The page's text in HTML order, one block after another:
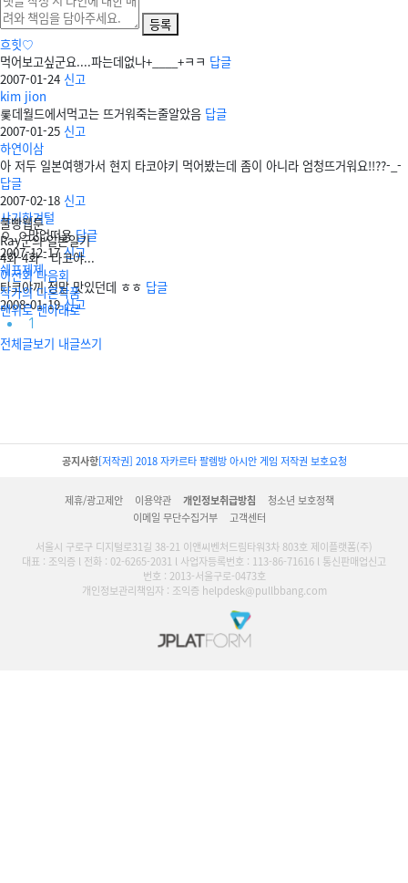
풀빵웹툰
Ray군의 일본일기
4화-4화 - 타코야...
이전회 다음회
작가의 다른작품
맨위로 맨아래로
등록
흐힛♡
먹어보고싶군요....파는데없나+____+ㅋㅋ 답글
2007-01-24 신고
kim jion
롳데월드에서먹고는 뜨거워죽는줄알았음 답글
2007-01-25 신고
하연이삼
아 저두 일본여행가서 현지 타코야키 먹어봤는데 좀이 아니라 엄청뜨거워요!!??-_-
답글
2007-02-18 신고
샤기한겨털
ㅇ_ㅇ맛없떠용답글
2007-12-17 신고
쉐프제제
타코야끼 정말 맛있던데 ㅎㅎ 답글
2008-01-19 신고
1
전체글보기 내글쓰기
공지사항[저작권] 2018 자카르타 팔렘방 아시안 게임 저작권 보호요청
제휴/광고제안 이용약관 개인정보취급방침
청소년 보호정책
이메일 무단수집거부
고객센터
서울시 구로구 디지털로31길 38-21 이앤씨벤처드림타워3차 803호 제이플랫폼(주)
대표 : 조익증 l 전화 : 02-6265-2031 l 사업자등록번호 : 113-86-71616 l 통신판매업신고
번호 : 2013-서울구로-0473호
개인정보관리책임자 : 조익증 helpdesk@pullbbang.com